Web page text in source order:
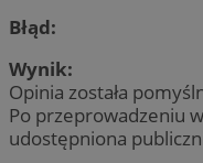
Błąd:
Wynik:
Opinia została
Po przeprowadzeniu
udostępniona